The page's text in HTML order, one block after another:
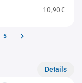
10,90€
5
Details